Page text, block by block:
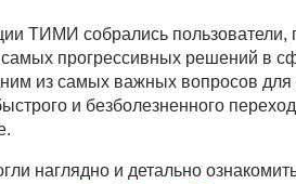
ТИМИ собрались пользователи,
самых прогрессивных решений в
из самых важных вопросов
и безболезненного
наглядно и детально